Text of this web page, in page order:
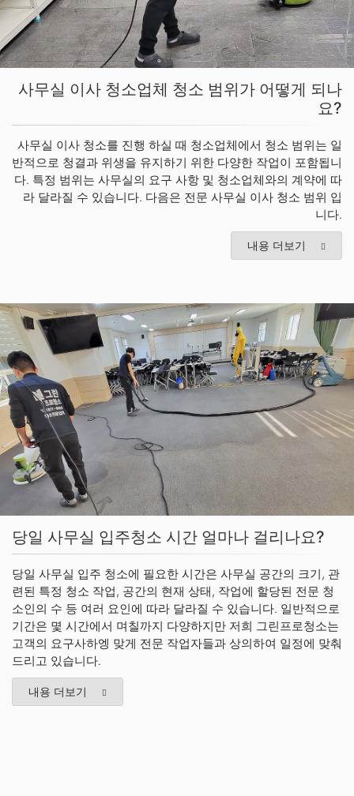
사무실 이사 청소업체 청소 범위가 어떻게 되나
요?
사무실 이사 청소를 진행 하실 때 청소업체에서 청소 범위는 일
반적으로 청결과 위생을 유지하기 위한 다양한 작업이 포함됩니
다. 특정 범위는 사무실의 요구 사항 및 청소업체와의 계약에 따
라 달라질 수 있습니다. 다음은 전문 사무실 이사 청소 범위 입
니다.
내용 더보기
당일 사무실 입주청소 시간 얼마나 걸리나요?
당일 사무실 입주 청소에 필요한 시간은 사무실 공간의 크기, 관
련된 특정 청소 작업, 공간의 현재 상태, 작업에 할당된 전문 청
소인의 수 등 여러 요인에 따라 달라질 수 있습니다. 일반적으로
기간은 몇 시간에서 며칠까지 다양하지만 저희 그린프로청소는
고객의 요구사하엥 맞게 전문 작업자들과 상의하여 일정에 맞춰
드리고 있습니다.
내용 더보기